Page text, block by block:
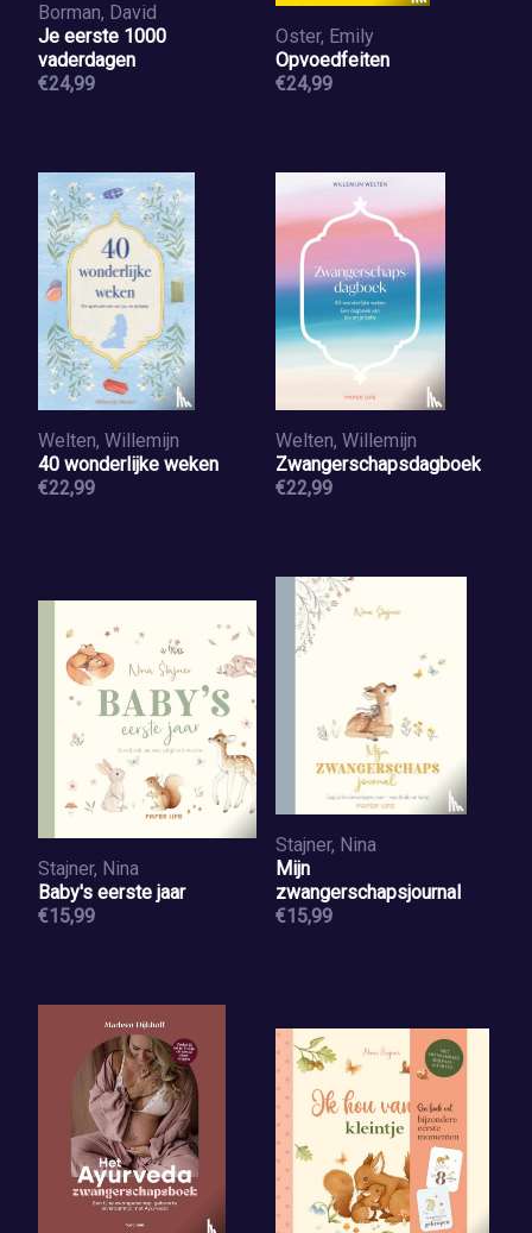
Borman, David
Je eerste 1000
vaderdagen
€24,99
Oster, Emily
Opvoedfeiten
€24,99
Welten, Willemijn
40 wonderlijke weken
€22,99
Welten, Willemijn
Zwangerschapsdagboek
€22,99
Stajner, Nina
Baby's eerste jaar
€15,99
Stajner, Nina
Mijn
zwangerschapsjournal
€15,99